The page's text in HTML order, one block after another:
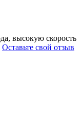
высокую скорость
Оставьте свой отзыв